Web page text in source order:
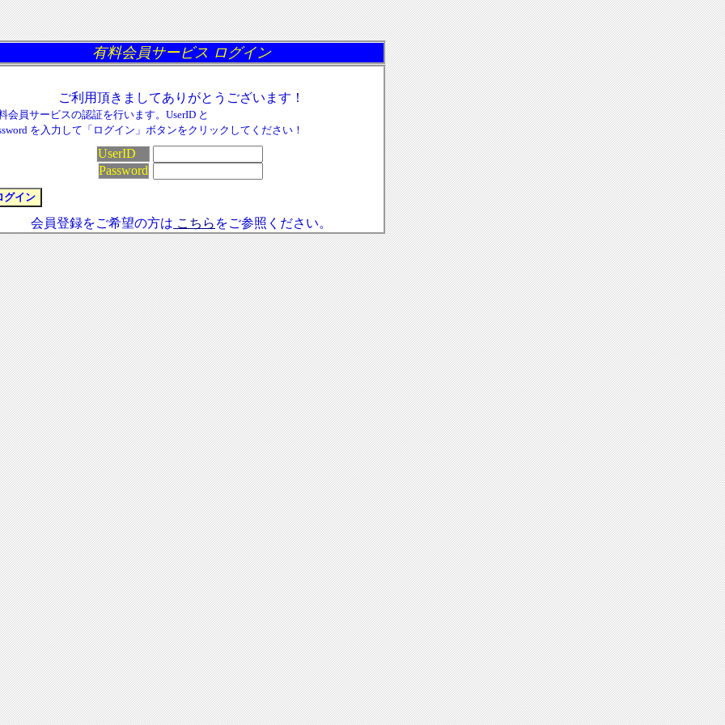
有料会員サービス ログイン
ご利用頂きましてありがとうございます！
会員サービスの認証を行います。UserID と
を入力して「ログイン」ボタンをクリックしてください！
UserID
Password
会員登録をご希望の方は こちら をご参照ください。